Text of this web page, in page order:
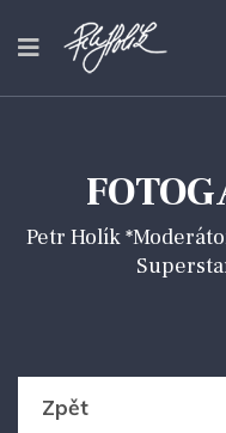
Petr Holík
Zpět